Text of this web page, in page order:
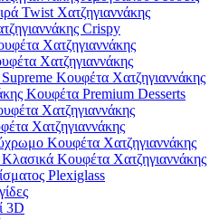
Twist Χατζηγιαννάκης
Crispy
Χατζηγιαννάκης
Χατζηγιαννάκης
Κουφέτα Χατζηγιαννάκης
Κουφέτα Premium Desserts
Χατζηγιαννάκης
Χατζηγιαννάκης
Κουφέτα Χατζηγιαννάκης
Κουφέτα Χατζηγιαννάκης
Plexiglass
3D